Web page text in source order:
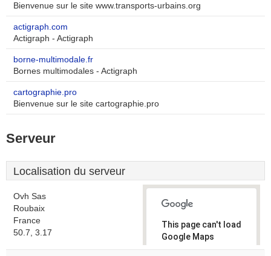
Bienvenue sur le site www.transports-urbains.org
actigraph.com
Actigraph - Actigraph
borne-multimodale.fr
Bornes multimodales - Actigraph
cartographie.pro
Bienvenue sur le site cartographie.pro
Serveur
Localisation du serveur
Ovh Sas
Roubaix
France
50.7, 3.17
This page can't load
Google Maps
correctly.